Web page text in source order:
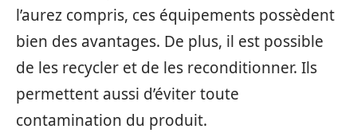
l’aurez compris, ces équipements possèdent
bien des avantages. De plus, il est possible
de les recycler et de les reconditionner. Ils
permettent aussi d’éviter toute
contamination du produit.